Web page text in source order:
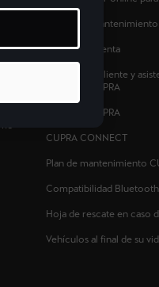
Calcula el
Ofertas Posventa
Atención al cliente y
carretera CUPRA
Manuales CUPRA
CUPRA CONNECT
Plan de mantenimiento
Compatibilidad Bluetooth
Hoja de rescate en caso
Vehículos al final de su